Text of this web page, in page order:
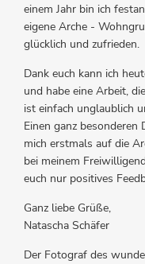
einem Jahr bin ich
eigene Arche -
glücklich und zufrieden.
Dank euch kann ich
und habe eine Arbeit,
ist einfach unglaublich
Einen ganz besonderen
mich erstmals auf die
bei meinem
euch nur positives
Ganz liebe Grüße,
Natascha Schäfer
Der Fotograf des